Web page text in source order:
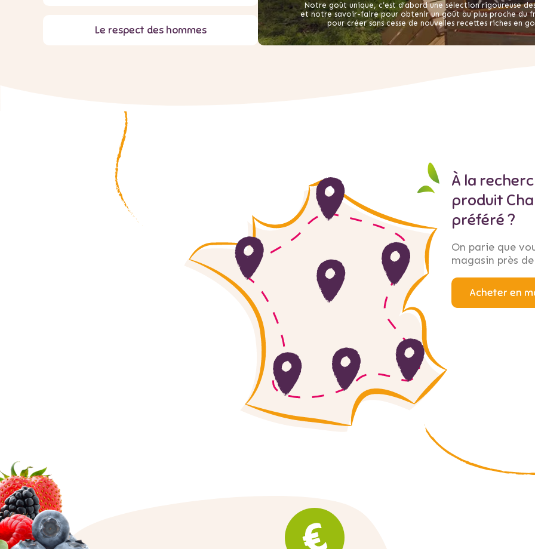
Le respect des hommes
Notre goût unique, c’est d’abord une sélection rigoureuse
et notre savoir-faire pour obtenir un goût au plus proche du
pour créer sans cesse de nouvelles recettes riches en
À la
produit
préféré ?
On parie que
magasin près
Acheter en